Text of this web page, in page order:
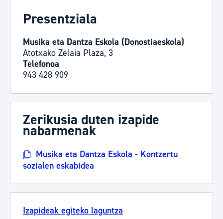
Presentziala
Musika eta Dantza Eskola (Donostiaeskola)
Atotxako Zelaia Plaza, 3
Telefonoa
943 428 909
Zerikusia duten izapide
nabarmenak
Musika eta Dantza Eskola - Kontzertu
sozialen eskabidea
Izapideak egiteko laguntza